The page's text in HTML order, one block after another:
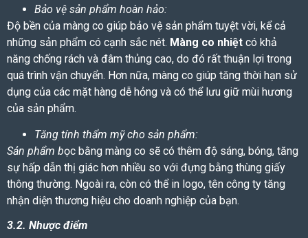
Bảo vệ sản phẩm hoàn hảo:
Độ bền của màng co giúp bảo vệ sản phẩm tuyệt vời, kể cả
những sản phẩm có cạnh sắc nét. Màng co nhiệt có khả
năng chống rách và đâm thủng cao, do đó rất thuận lợi trong
quá trình vận chuyển. Hơn nữa, màng co giúp tăng thời hạn sử
dụng của các mặt hàng dễ hỏng và có thể lưu giữ mùi hương
của sản phẩm.
Tăng tính thẩm mỹ cho sản phẩm:
Sản phẩm bọc bằng màng co sẽ có thêm độ sáng, bóng, tăng
sự hấp dẫn thị giác hơn nhiều so với đựng bằng thùng giấy
thông thường. Ngoài ra, còn có thể in logo, tên công ty tăng
nhận diện thương hiệu cho doanh nghiệp của bạn.
3.2. Nhược điểm